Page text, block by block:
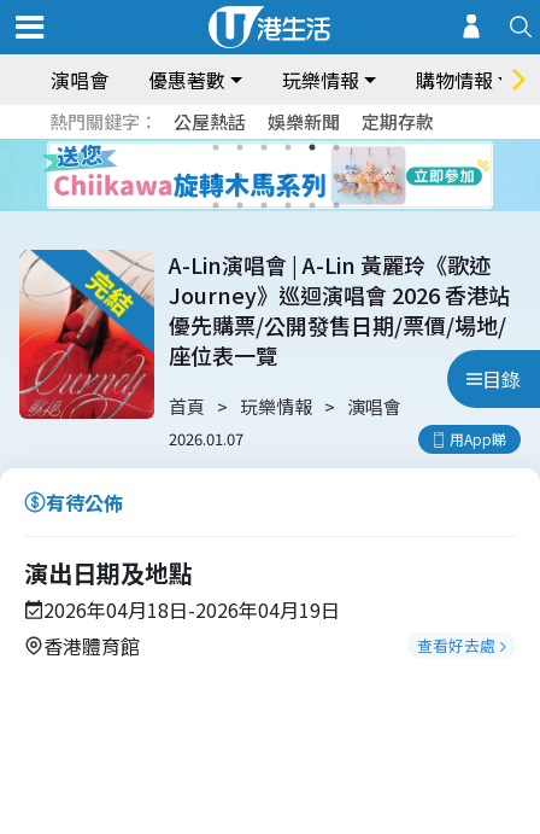
演唱會 優惠著數 玩樂情報 購物情報
熱門關鍵字： 公屋熱話 娛樂新聞 定期存款
目錄
A-Lin演唱會 | A-Lin 黃麗玲《歌迹
Journey》巡迴演唱會 2026 香港站
優先購票/公開發售日期/票價/場地/
座位表一覽
首頁 玩樂情報 演唱會
2026.01.07 用App睇
有待公佈
演出日期及地點
2026年04月18日-2026年04月19日
香港體育館
查看好去處